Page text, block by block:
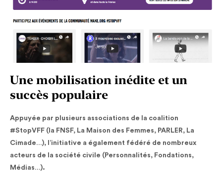
Une mobilisation inédite et un
succès populaire
Appuyée par plusieurs associations de la coalition
#StopVFF (la FNSF, La Maison des Femmes, PARLER, La
Cimade…), l’initiative a également fédéré de nombreux
acteurs de la société civile (Personnalités, Fondations,
Médias…).